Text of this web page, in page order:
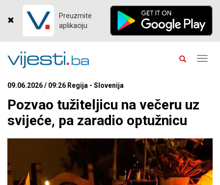
Preuzmite
aplikaciju
09.06.2026 / 09:26 Regija - Slovenija
Pozvao tužiteljicu na večeru uz
svijeće, pa zaradio optužnicu